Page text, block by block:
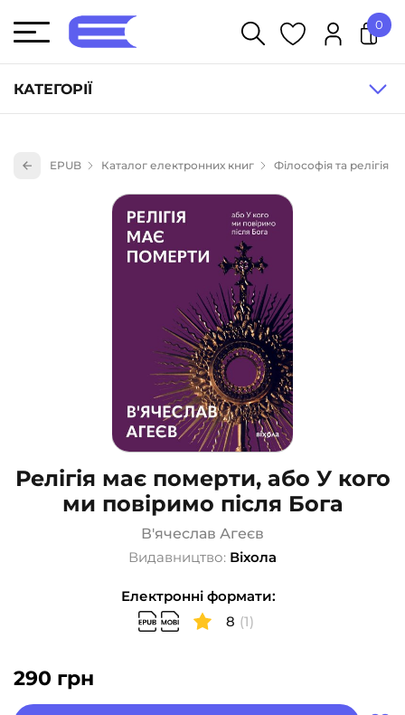
КАТЕГОРІЇ
Книги для дітей (836)
Книги для підлітків (240)
Науково-популярна література (1015)
Навчальна література та посібники (527)
Енциклопедії, довідники, словники (55)
Подарункові сертифікати (1)
0
EPUB Каталог електронних книг Філософія та релігія
Релігія має померти, або У кого
ми повіримо після Бога
В'ячеслав Агеєв
Видавництво: Віхола
Електронні формати:
8 (1)
290 грн